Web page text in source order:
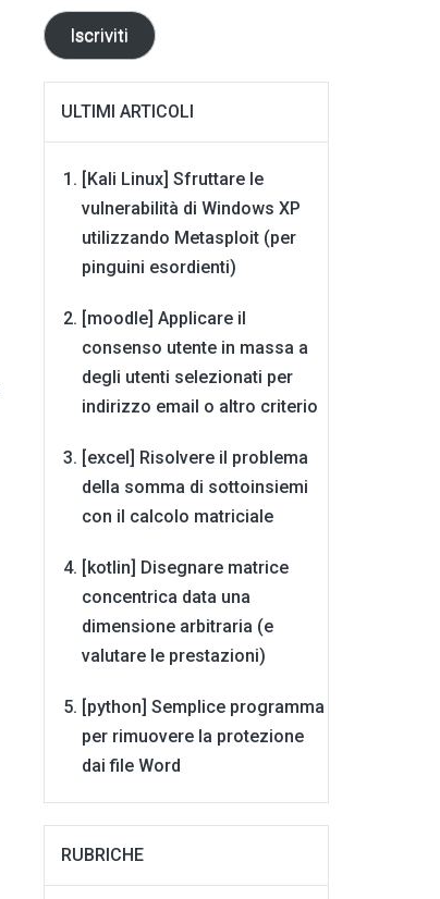
Iscriviti
ULTIMI ARTICOLI
[Kali Linux] Sfruttare le
vulnerabilità di Windows XP
utilizzando Metasploit (per
pinguini esordienti)
[moodle] Applicare il
consenso utente in massa a
degli utenti selezionati per
indirizzo email o altro criterio
[excel] Risolvere il problema
della somma di sottoinsiemi
con il calcolo matriciale
[kotlin] Disegnare matrice
concentrica data una
dimensione arbitraria (e
valutare le prestazioni)
[python] Semplice programma
per rimuovere la protezione
dai file Word
RUBRICHE